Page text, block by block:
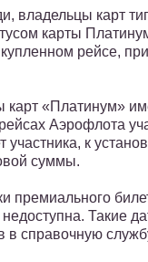
владельцы карт
карты
рейсе,
карт «Платинум»
Аэрофлота
к
суммы.
премиального
Такие
в справочную